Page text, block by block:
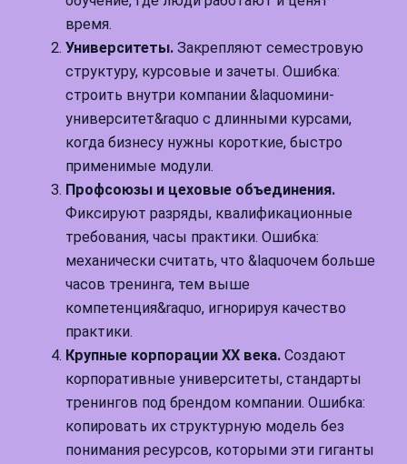
время.
Университеты. Закрепляют семестровую
структуру, курсовые и зачеты. Ошибка:
строить внутри компании &laquoмини-
университет&raquo с длинными курсами,
когда бизнесу нужны короткие, быстро
применимые модули.
Профсоюзы и цеховые объединения.
Фиксируют разряды, квалификационные
требования, часы практики. Ошибка:
механически считать, что &laquoчем больше
часов тренинга, тем выше
компетенция&raquo, игнорируя качество
практики.
Крупные корпорации XX века. Создают
корпоративные университеты, стандарты
тренингов под брендом компании. Ошибка:
копировать их структурную модель без
понимания ресурсов, которыми эти гиганты